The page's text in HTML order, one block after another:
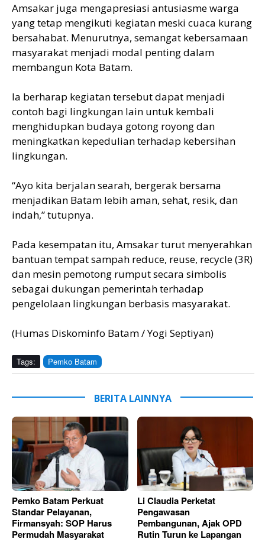
Amsakar juga mengapresiasi antusiasme warga
yang tetap mengikuti kegiatan meski cuaca kurang
bersahabat. Menurutnya, semangat kebersamaan
masyarakat menjadi modal penting dalam
membangun Kota Batam.
Ia berharap kegiatan tersebut dapat menjadi
contoh bagi lingkungan lain untuk kembali
menghidupkan budaya gotong royong dan
meningkatkan kepedulian terhadap kebersihan
lingkungan.
“Ayo kita berjalan searah, bergerak bersama
menjadikan Batam lebih aman, sehat, resik, dan
indah,” tutupnya.
Pada kesempatan itu, Amsakar turut menyerahkan
bantuan tempat sampah reduce, reuse, recycle (3R)
dan mesin pemotong rumput secara simbolis
sebagai dukungan pemerintah terhadap
pengelolaan lingkungan berbasis masyarakat.
(Humas Diskominfo Batam / Yogi Septiyan)
Tags: Pemko Batam
BERITA LAINNYA
Pemko Batam Perkuat
Standar Pelayanan,
Firmansyah: SOP Harus
Permudah Masyarakat
Li Claudia Perketat
Pengawasan
Pembangunan, Ajak OPD
Rutin Turun ke Lapangan